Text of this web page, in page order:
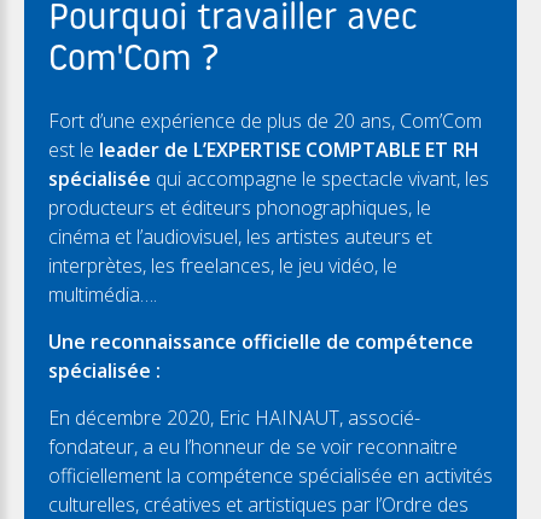
Pourquoi travailler avec
Com'Com ?
Fort d’une expérience de plus de 20 ans, Com’Com
est le leader de L’EXPERTISE COMPTABLE ET RH
spécialisée qui accompagne le spectacle vivant, les
producteurs et éditeurs phonographiques, le
cinéma et l’audiovisuel, les artistes auteurs et
interprètes, les freelances, le jeu vidéo, le
multimédia….
Une reconnaissance officielle de compétence
spécialisée :
En décembre 2020, Eric HAINAUT, associé-
fondateur, a eu l’honneur de se voir reconnaitre
officiellement la compétence spécialisée en activités
culturelles, créatives et artistiques par l’Ordre des